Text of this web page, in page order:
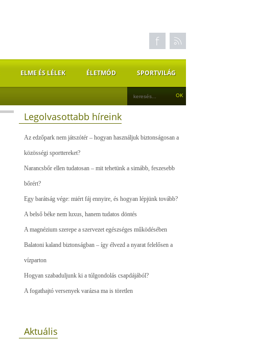
ELME ÉS LÉLEK ÉLETMÓD SPORTVILÁG
Legolvasottabb híreink
Az edzőpark nem játszótér – hogyan használjuk biztonságosan a
közösségi sporttereket?
Narancsbőr ellen tudatosan – mit tehetünk a simább, feszesebb
bőrért?
Egy barátság vége: miért fáj ennyire, és hogyan lépjünk tovább?
A belső béke nem luxus, hanem tudatos döntés
A magnézium szerepe a szervezet egészséges működésében
Balatoni kaland biztonságban – így élvezd a nyarat felelősen a
vízparton
Hogyan szabaduljunk ki a túlgondolás csapdájából?
A fogathajtó versenyek varázsa ma is töretlen
Aktuális